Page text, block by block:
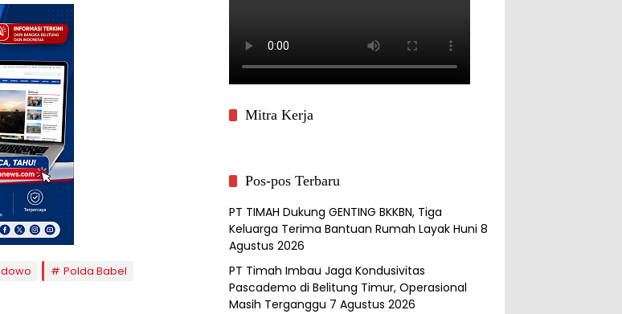
Polda Babel
Mitra Kerja
Pos-pos Terbaru
PT TIMAH Dukung GENTING BKKBN, Tiga
Keluarga Terima Bantuan Rumah Layak Huni 8
Agustus 2026
PT Timah Imbau Jaga Kondusivitas
Pascademo di Belitung Timur, Operasional
Masih Terganggu 7 Agustus 2026